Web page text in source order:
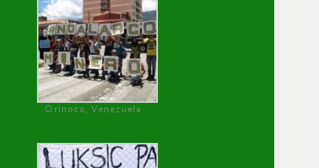
Orinoco, Venezuela